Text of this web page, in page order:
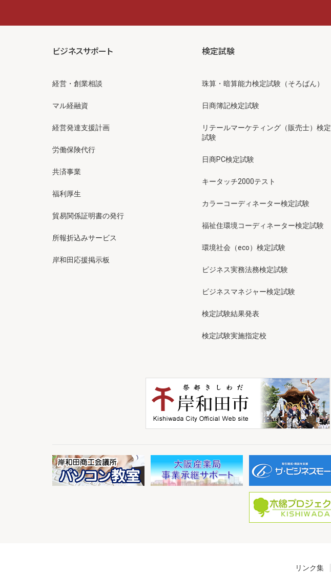
ビジネスサポート
経営・創業相談
マル経融資
経営発達支援計画
労働保険代行
共済事業
福利厚生
貿易関係証明書の発行
所報折込みサービス
岸和田応援掲示板
検定試験
珠算・暗算能力検定試験（そろばん）
日商簿記検定試験
リテールマーケティング（販売士）検定
試験
日商PC検定試験
キータッチ2000テスト
カラーコーディネーター検定試験
福祉住環境コーディネーター検定試験
環境社会（eco）検定試験
ビジネス実務法務検定試験
ビジネスマネジャー検定試験
検定試験結果発表
検定試験実施指定校
リンク集